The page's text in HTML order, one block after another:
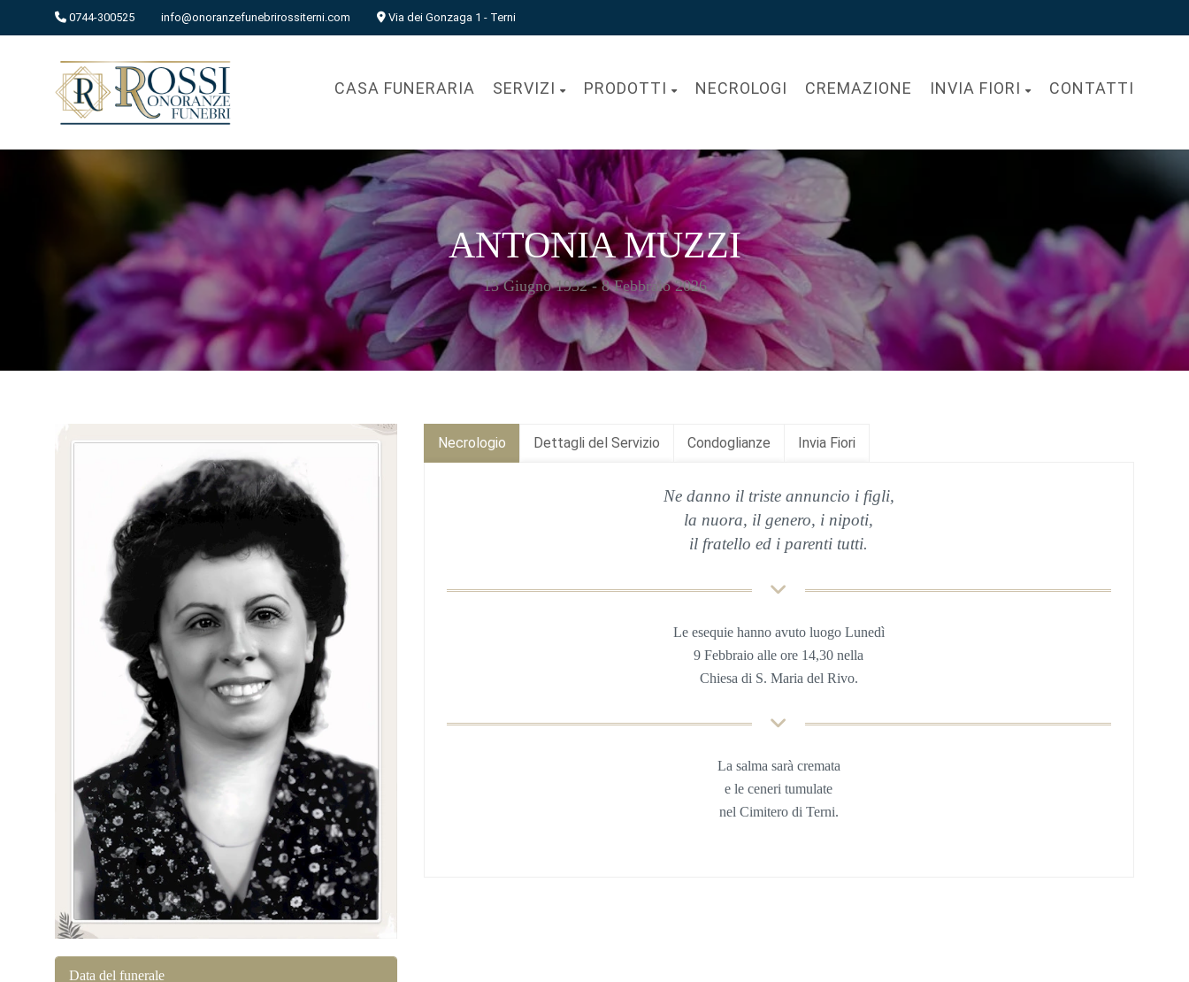
0744-300525 info@onoranzefunebrirossiterni.com Via dei Gonzaga 1 - Terni
CASA FUNERARIA SERVIZI PRODOTTI NECROLOGI CREMAZIONE INVIA FIORI CONTATTI
ANTONIA MUZZI
13 Giugno 1932 - 8 Febbraio 2026
Data del funerale
Necrologio Dettagli del Servizio Condoglianze Invia Fiori
Ne danno il triste annuncio i figli,
la nuora, il genero, i nipoti,
il fratello ed i parenti tutti.
Le esequie hanno avuto luogo Lunedì
9 Febbraioalle ore 14,30 nella
Chiesa di S. Maria del Rivo.
La salma sarà cremata
e le ceneri tumulate
nel Cimitero di Terni.